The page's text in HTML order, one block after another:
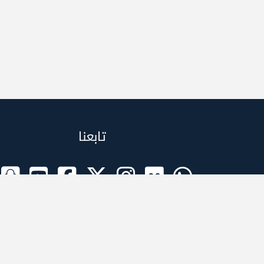
تابعنا